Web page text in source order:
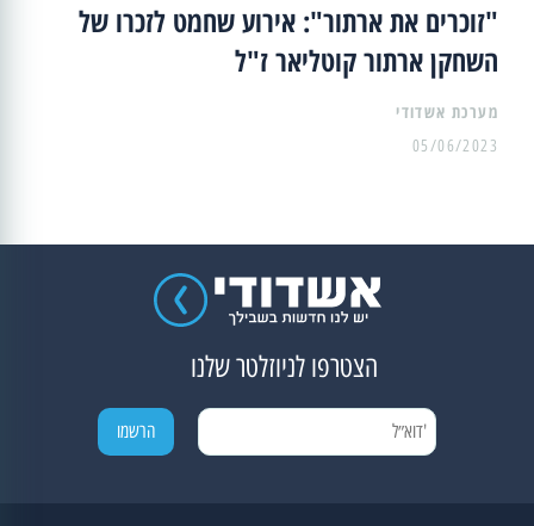
"זוכרים את ארתור": אירוע שחמט לזכרו של
השחקן ארתור קוטליאר ז"ל
מערכת אשדודי
05/06/2023
הצטרפו לניוזלטר שלנו